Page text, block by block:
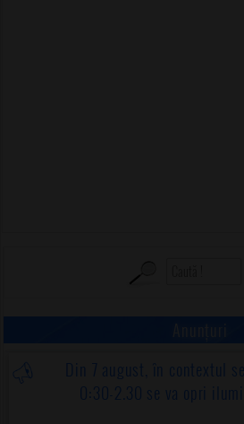
Din 7 august, în contextul
0:30-2.30 se va opri